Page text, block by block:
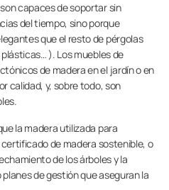
capaces de soportar sin
del tiempo, sino porque
que el resto de pérgolas
). Los muebles de
de madera en el jardín o en
calidad, y, sobre todo, son
la madera utilizada para
de madera sostenible, o
de los árboles y la
de gestión que aseguran la